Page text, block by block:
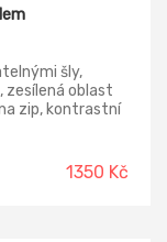
šly,
zesílená oblast
zip, kontrastní
1350 Kč